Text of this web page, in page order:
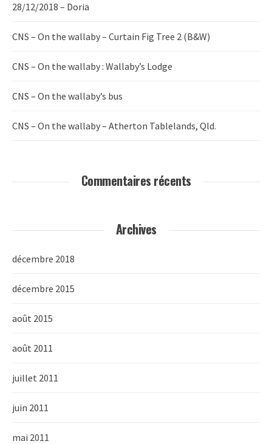
28/12/2018 – Doria
CNS – On the wallaby – Curtain Fig Tree 2 (B&W)
CNS – On the wallaby : Wallaby’s Lodge
CNS – On the wallaby’s bus
CNS – On the wallaby – Atherton Tablelands, Qld.
Commentaires récents
Archives
décembre 2018
décembre 2015
août 2015
août 2011
juillet 2011
juin 2011
mai 2011